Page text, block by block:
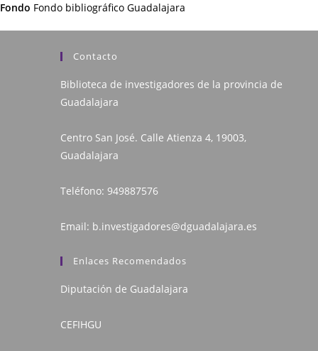
Fondo Fondo bibliográfico Guadalajara
Contacto
Biblioteca de investigadores de la provincia de
Guadalajara
Centro San José. Calle Atienza 4, 19003,
Guadalajara
Teléfono: 949887576
Email: b.investigadores@dguadalajara.es
Enlaces Recomendados
Diputación de Guadalajara
CEFIHGU